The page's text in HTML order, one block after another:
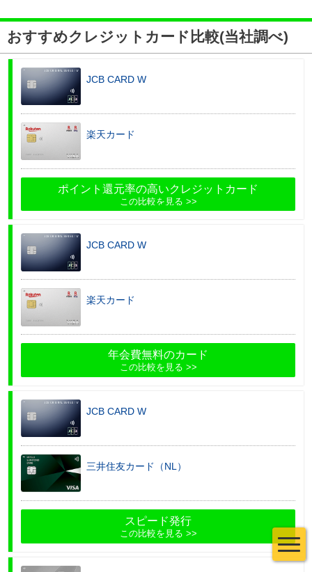
おすすめクレジットカード比較(当社調べ)
JCB CARD W
楽天カード
ポイント還元率の高いクレジットカード
この比較を見る
JCB CARD W
楽天カード
年会費無料のカード
この比較を見る
JCB CARD W
三井住友カード（NL）
スピード発行
この比較を見る